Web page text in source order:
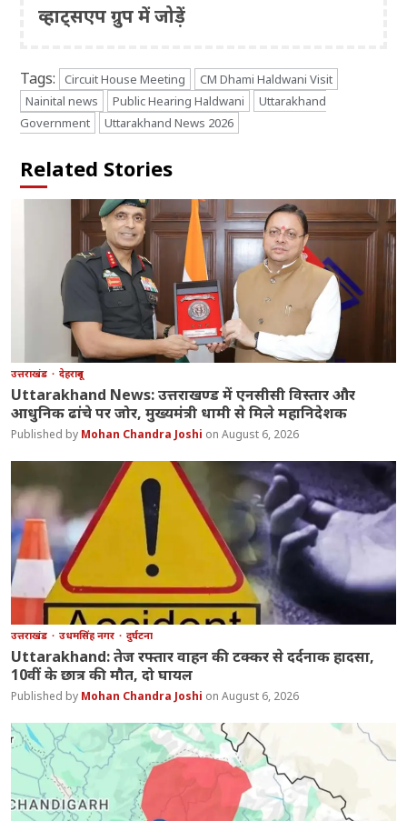
व्हाट्सएप ग्रुप में जोड़ें
Tags: Circuit House Meeting
CM Dhami Haldwani Visit
Nainital news
Public Hearing Haldwani
Uttarakhand
Government
Uttarakhand News 2026
Related Stories
उत्तराखंड देहरादून
Uttarakhand News: उत्तराखण्ड में एनसीसी विस्तार और
आधुनिक ढांचे पर जोर, मुख्यमंत्री धामी से मिले महानिदेशक
Mohan Chandra Joshi August 6, 2026
उत्तराखंड उधमसिंह नगर दुर्घटना
Uttarakhand: तेज रफ्तार वाहन की टक्कर से दर्दनाक हादसा,
10वीं के छात्र की मौत, दो घायल
Mohan Chandra Joshi August 6, 2026